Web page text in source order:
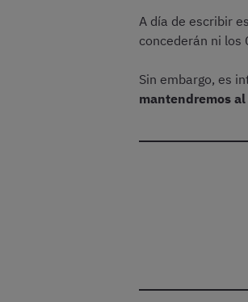
A día de escribir
concederán ni los
Sin embargo, es
mantendremos